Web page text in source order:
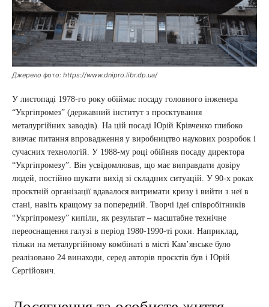
Джерело фото: https://www.dnipro.libr.dp.ua/
У листопаді 1978-го року обіймає посаду головного інженера
“Укргіпромез” (державний інститут з проєктування
металургійних заводів). На цій посаді Юрій Крівченко глибоко
вивчає питання впровадження у виробництво наукових розробок і
сучасних технологій. У 1988-му році обійняв посаду директора
“Укргіпромезу”. Він усвідомлював, що має виправдати довіру
людей, постійно шукати вихід зі складних ситуацій. У 90-х роках
проєктній організації вдавалося витримати кризу і вийти з неї в
стані, навіть кращому за попередній. Творчі ідеї співробітників
“Укргіпромезу” кипіли, як результат – масштабне технічне
переоснащення галузі в період 1980-1990-ті роки. Наприклад,
тільки на металургійному комбінаті в місті Кам’янське було
реалізовано 24 винаходи, серед авторів проєктів був і Юрій
Сергійович.